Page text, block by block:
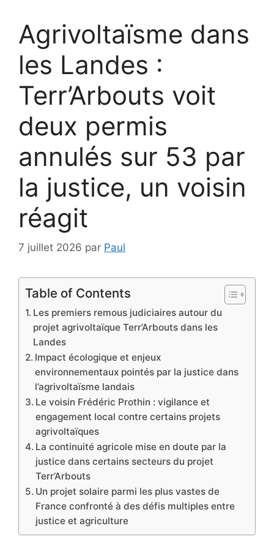
Agrivoltaïsme dans
les Landes :
Terr’Arbouts voit
deux permis
annulés sur 53 par
la justice, un voisin
réagit
7 juillet 2026 par Paul
Table of Contents
Les premiers remous judiciaires autour du
projet agrivoltaïque Terr’Arbouts dans les
Landes
Impact écologique et enjeux
environnementaux pointés par la justice dans
l’agrivoltaïsme landais
Le voisin Frédéric Prothin : vigilance et
engagement local contre certains projets
agrivoltaïques
La continuité agricole mise en doute par la
justice dans certains secteurs du projet
Terr’Arbouts
Un projet solaire parmi les plus vastes de
France confronté à des défis multiples entre
justice et agriculture